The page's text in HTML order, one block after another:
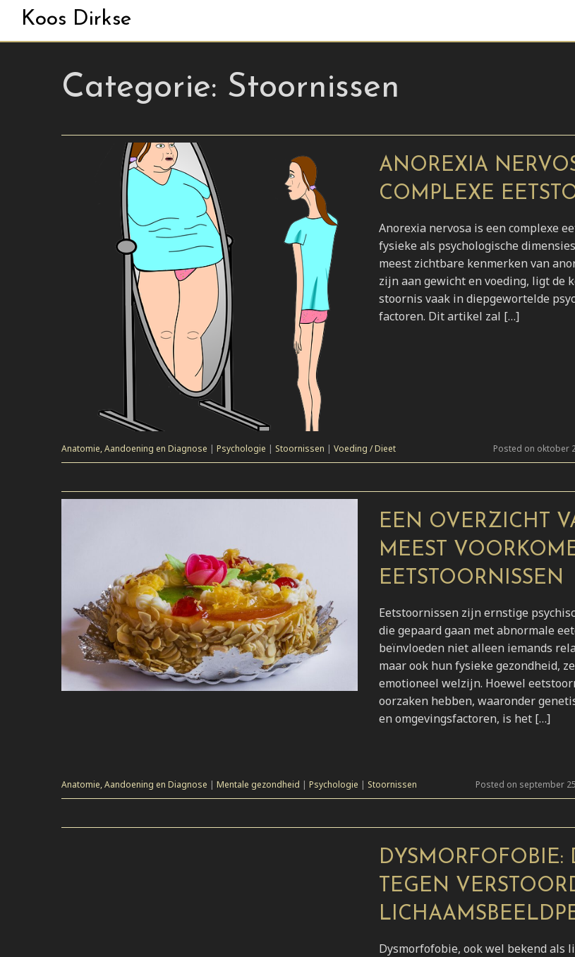
Koos Dirkse
Categorie: Stoornissen
ANOREXIA
COMPLEXE
Anorexia nervosa is een complexe
fysieke als psychologische
meest zichtbare kenmerken van
zijn aan gewicht en voeding, ligt de
stoornis vaak in diepgewortelde
factoren. Dit artikel zal […]
Anatomie, Aandoening en Diagnose | Psychologie | Stoornissen | Voeding / Dieet Posted on oktober
EEN OVERZICHT
MEEST
EETSTOORNISSEN
Eetstoornissen zijn ernstige
die gepaard gaan met abnormale
beïnvloeden niet alleen iemands
maar ook hun fysieke gezondheid,
emotioneel welzijn. Hoewel
oorzaken hebben, waaronder
en omgevingsfactoren, is het […]
Anatomie, Aandoening en Diagnose | Mentale gezondheid | Psychologie | Stoornissen Posted on september
DYSMORFOFOBIE:
TEGEN
Dysmorfofobie, ook wel bekend als